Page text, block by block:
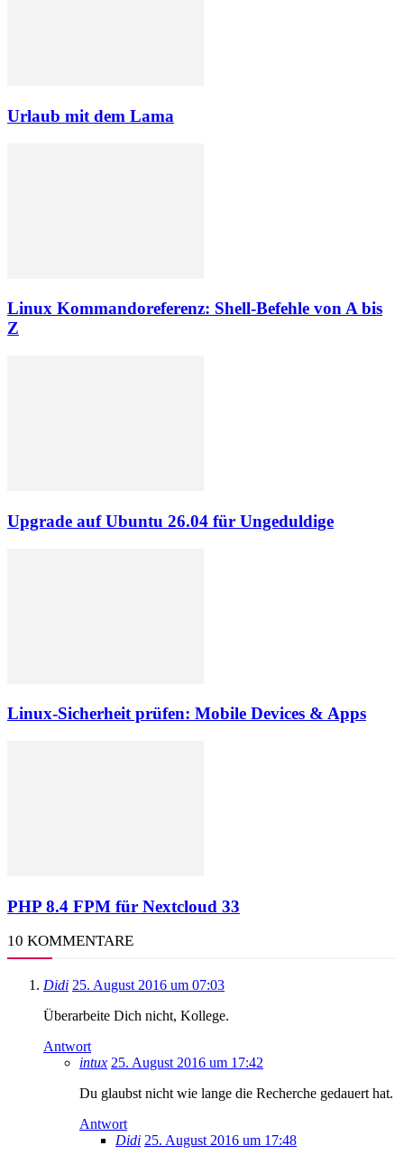
Urlaub mit dem Lama
Linux Kommandoreferenz: Shell-Befehle von A bis
Z
Upgrade auf Ubuntu 26.04 für Ungeduldige
Linux-Sicherheit prüfen: Mobile Devices & Apps
PHP 8.4 FPM für Nextcloud 33
10 KOMMENTARE
Didi 25. August 2016 um 07:03
Überarbeite Dich nicht, Kollege.
Antwort
intux 25. August 2016 um 17:42
Du glaubst nicht wie lange die Recherche gedauert hat.
Antwort
Didi 25. August 2016 um 17:48